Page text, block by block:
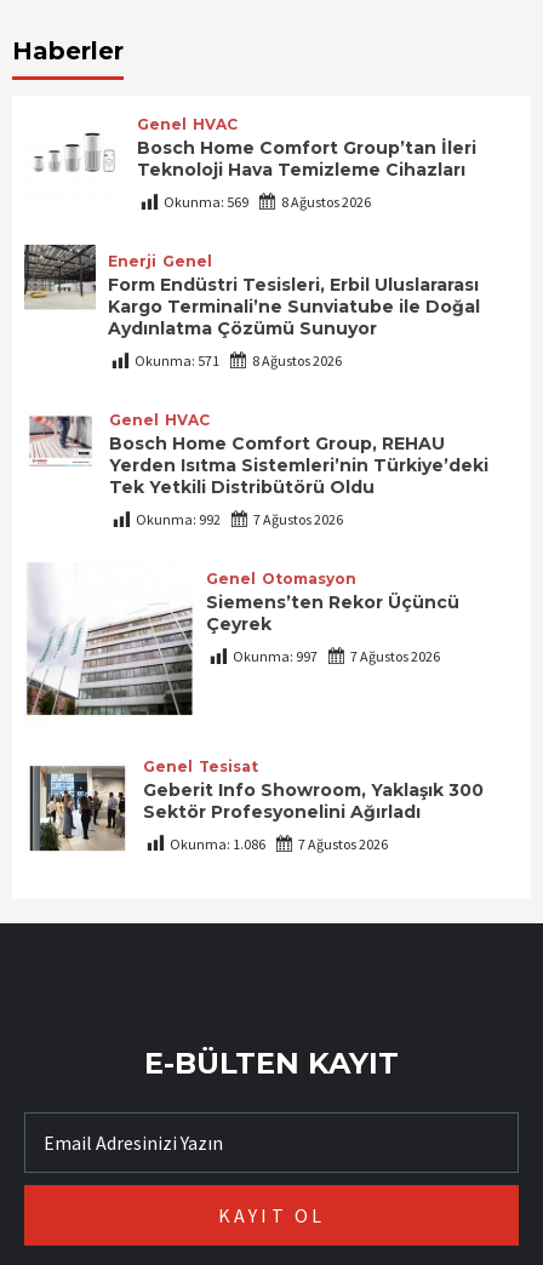
Haberler
Genel HVAC
Bosch Home Comfort Group’tan İleri
Teknoloji Hava Temizleme Cihazları
Okunma: 569 8 Ağustos 2026
Enerji Genel
Form Endüstri Tesisleri, Erbil Uluslararası
Kargo Terminali’ne Sunviatube ile Doğal
Aydınlatma Çözümü Sunuyor
Okunma: 571 8 Ağustos 2026
Genel HVAC
Bosch Home Comfort Group, REHAU
Yerden Isıtma Sistemleri’nin Türkiye’deki
Tek Yetkili Distribütörü Oldu
Okunma: 992 7 Ağustos 2026
Genel Otomasyon
Siemens’ten Rekor Üçüncü
Çeyrek
Okunma: 997 7 Ağustos 2026
Genel Tesisat
Geberit Info Showroom, Yaklaşık 300
Sektör Profesyonelini Ağırladı
Okunma: 1.086 7 Ağustos 2026
E-BÜLTEN KAYIT